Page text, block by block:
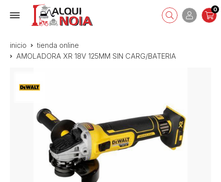
0
inicio
tienda online
AMOLADORA XR 18V 125MM SIN CARG/BATERIA